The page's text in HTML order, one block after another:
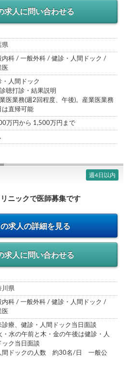
求人に問い合わせる
県
内科 / 一般外科 / 健診・人間ドック /
医
・人間ドック
聴打診・結果説明
医業務(週2回程度、午後)。産業医業務
は直帰可能
万円から 1,500万円まで
週4日以内
ニックで医師募集です
求人の詳細を見る
求人に問い合わせる
川県
内科 / 一般外科 / 健診・人間ドック /
医
診療、健診・人間ドック当日面談
水の午前と木・金の午後は健診・人
ック当日面談
ドックの人数 約30名/日 一般公